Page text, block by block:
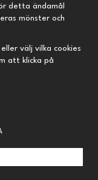
kr
detta ändamål
mönster och
välj vilka cookies
att klicka på